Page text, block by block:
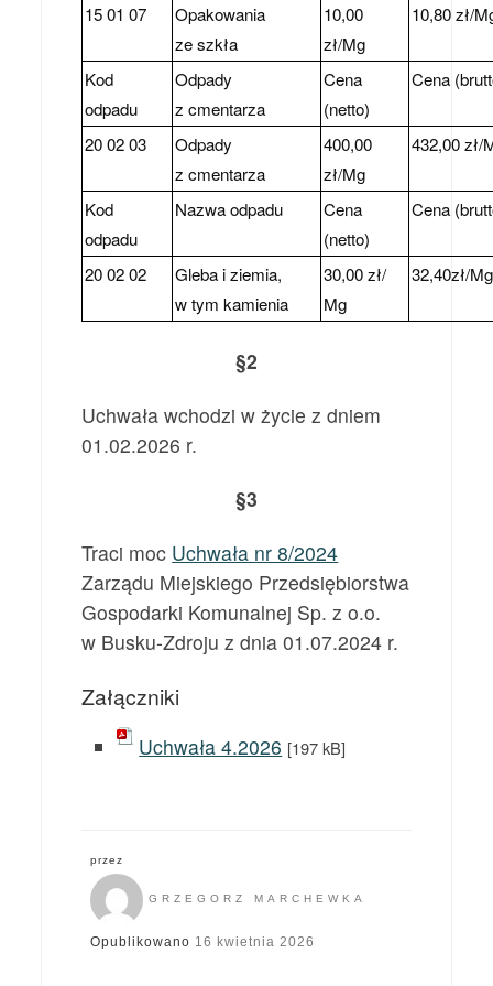
15 01 07
Opakowania
ze szkła
10,00
zł/Mg
10,80 zł/
Kod
odpadu
Odpady
z cmentarza
Cena
(netto)
Cena
20 02 03
Odpady
z cmentarza
400,00
zł/Mg
432,00 zł/
Kod
odpadu
Nazwa odpadu
Cena
(netto)
Cena
20 02 02
Gleba i ziemia,
w tym kamienia
30,00 zł/
Mg
32,40zł/Mg
§2
Uchwała wchodzi w życie z dniem
01.02.2026 r.
§3
Traci moc Uchwała nr 8/2024
Zarządu Miejskiego Przedsiębiorstwa
Gospodarki Komunalnej Sp. z o.o.
w Busku-Zdroju z dnia 01.07.2024 r.
Załączniki
Uchwała 4.2026 [197 kB]
przez
GRZEGORZ MARCHEWKA
Opublikowano 16 kwietnia 2026